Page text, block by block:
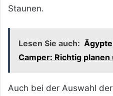
Staunen.
Lesen Sie auch:
Camper: Richtig planen
Auch bei der Auswahl